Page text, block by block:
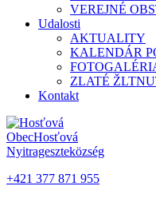
VEREJNÉ
Udalosti
AKTUALITY
KALENDÁR
ZLATÉ
Kontakt
ObecHosťová
Nyitrageszteközség
+421 377 871 955